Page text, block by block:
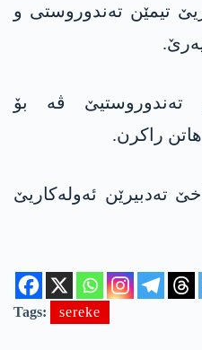
تیمێن تەندوروستی و
تەندوروستیێ ڤە بۆ
راکرن.
تەدبیرێن ئەولەکاریێ
Tags: sereke